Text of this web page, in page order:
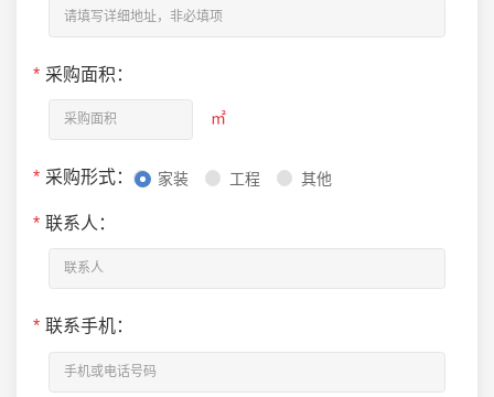
* 采购面积：
㎡
* 采购形式： 家装 工程 其他
* 联系人：
* 联系手机：